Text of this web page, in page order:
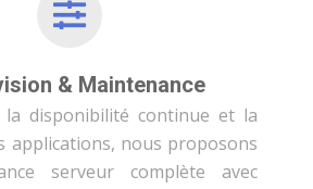
& Maintenance
disponibilité continue et la
applications, nous proposons
serveur complète avec